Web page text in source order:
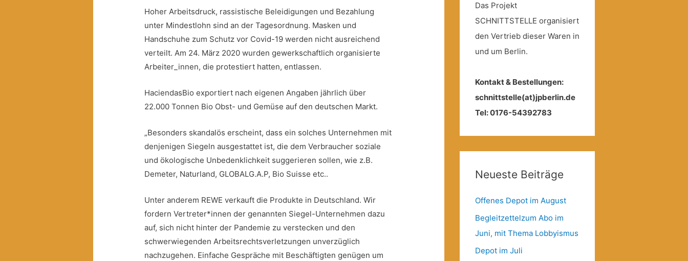
Hoher Arbeitsdruck, rassistische Beleidigungen und Bezahlung
unter Mindestlohn sind an der Tagesordnung. Masken und
Handschuhe zum Schutz vor Covid-19 werden nicht ausreichend
verteilt. Am 24. März 2020 wurden gewerkschaftlich organisierte
Arbeiter_innen, die protestiert hatten, entlassen.
HaciendasBio exportiert nach eigenen Angaben jährlich über
22.000 Tonnen Bio Obst- und Gemüse auf den deutschen Markt.
„Besonders skandalös erscheint, dass ein solches Unternehmen mit
denjenigen Siegeln ausgestattet ist, die dem Verbraucher soziale
und ökologische Unbedenklichkeit suggerieren sollen, wie z.B.
Demeter, Naturland, GLOBALG.A.P, Bio Suisse etc..
Unter anderem REWE verkauft die Produkte in Deutschland. Wir
fordern Vertreter*innen der genannten Siegel-Unternehmen dazu
auf, sich nicht hinter der Pandemie zu verstecken und den
schwerwiegenden Arbeitsrechtsverletzungen unverzüglich
nachzugehen. Einfache Gespräche mit Beschäftigten genügen um
Das Projekt
SCHNITTSTELLE organisiert
den Vertrieb dieser Waren in
und um Berlin.
Kontakt & Bestellungen:
schnittstelle(at)jpberlin.de
Tel: 0176-54392783
Neueste Beiträge
Offenes Depot im August
Begleitzettelzum Abo im
Juni, mit Thema Lobbyismus
Depot im Juli